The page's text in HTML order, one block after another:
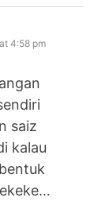
4:58 pm
saiz
kalau